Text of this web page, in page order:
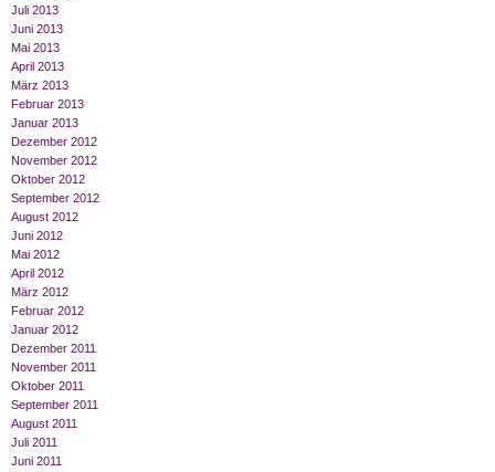
Juli 2013
Juni 2013
Mai 2013
April 2013
März 2013
Februar 2013
Januar 2013
Dezember 2012
November 2012
Oktober 2012
September 2012
August 2012
Juni 2012
Mai 2012
April 2012
März 2012
Februar 2012
Januar 2012
Dezember 2011
November 2011
Oktober 2011
September 2011
August 2011
Juli 2011
Juni 2011